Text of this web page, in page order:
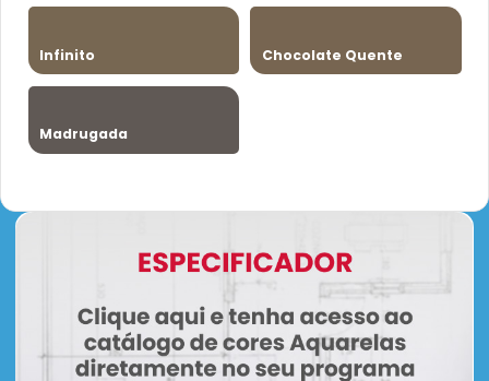
Infinito Chocolate Quente
Madrugada